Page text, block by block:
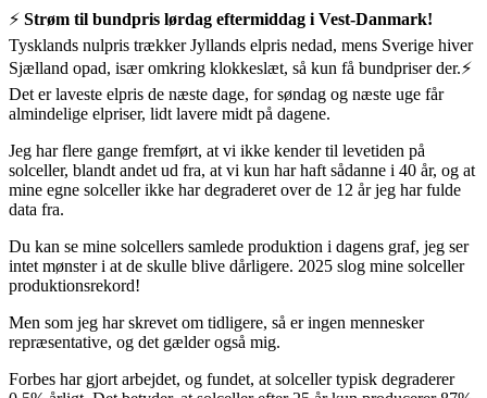
⚡️ Strøm til bundpris lørdag eftermiddag i Vest-Danmark!
Tysklands nulpris trækker Jyllands elpris nedad, mens Sverige hiver
Sjælland opad, især omkring klokkeslæt, så kun få bundpriser der.⚡️
Det er laveste elpris de næste dage, for søndag og næste uge får
almindelige elpriser, lidt lavere midt på dagene.
Jeg har flere gange fremført, at vi ikke kender til levetiden på
solceller, blandt andet ud fra, at vi kun har haft sådanne i 40 år, og at
mine egne solceller ikke har degraderet over de 12 år jeg har fulde
data fra.
Du kan se mine solcellers samlede produktion i dagens graf, jeg ser
intet mønster i at de skulle blive dårligere. 2025 slog mine solceller
produktionsrekord!
Men som jeg har skrevet om tidligere, så er ingen mennesker
repræsentative, og det gælder også mig.
Forbes har gjort arbejdet, og fundet, at solceller typisk degraderer